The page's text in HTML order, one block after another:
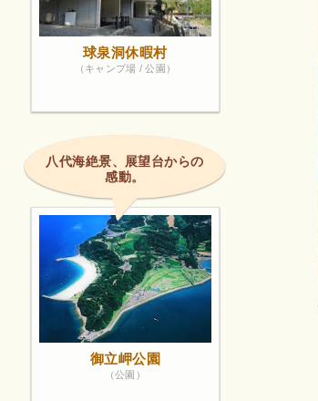
球泉洞休暇村
（キャンプ場 / 公園）
八代海絶景、展望台からの
感動。
御立岬公園
（公園）